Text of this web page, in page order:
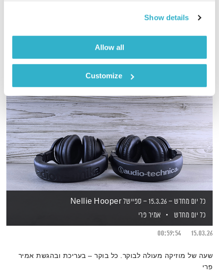
Show details
Allow all
Customize
התמסרות ועבודה עם מה שיש? ערן אולניק מארח את סגונדו,
תרפיסטית בעלת שם עולמי
כל יום מחדש – 15.3.26 – ספיישל Nellie Hooper
כל יום מחדש
אמיר פרי
15.03.26
00:59:54
שעה של מוזיקה מעולה לבוקר. כל בוקר – בעריכת ובהגשת אמיר
פרי